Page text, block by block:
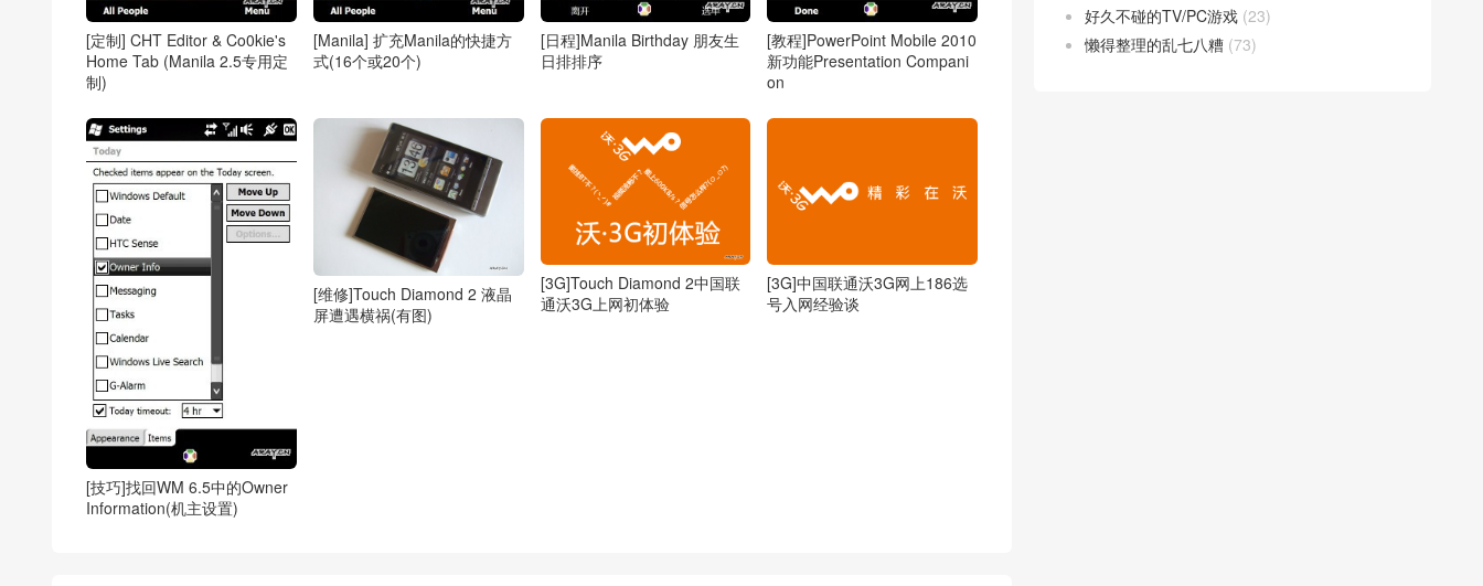
[定制] CHT Editor & Co0kie's
Home Tab (Manila 2.5专用定
制)
[Manila] 扩充Manila的快捷方
式(16个或20个)
[日程]Manila Birthday 朋友生
日排排序
[教程]PowerPoint Mobile 2010
新功能Presentation Compani
on
[技巧]找回WM 6.5中的Owner
Information(机主设置)
[维修]Touch Diamond 2 液晶
屏遭遇横祸(有图)
[3G]Touch Diamond 2中国联
通沃3G上网初体验
[3G]中国联通沃3G网上186选
号入网经验谈
好久不碰的TV/PC游戏 (23)
懒得整理的乱七八糟 (73)